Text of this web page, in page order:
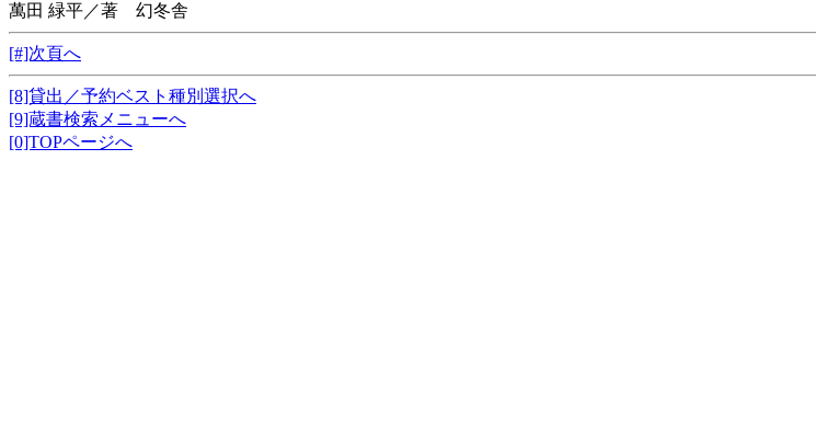
萬田 緑平／著 幻冬舎
[#]次頁へ
[8]貸出／予約ベスト種別選択へ
[9]蔵書検索メニューへ
[0]TOPページへ